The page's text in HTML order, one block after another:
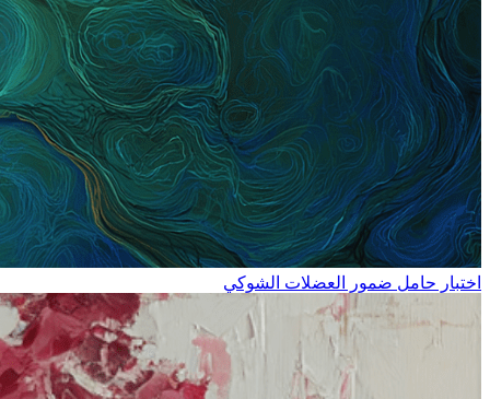
اختبار حامل ضمور العضلات الشوكي